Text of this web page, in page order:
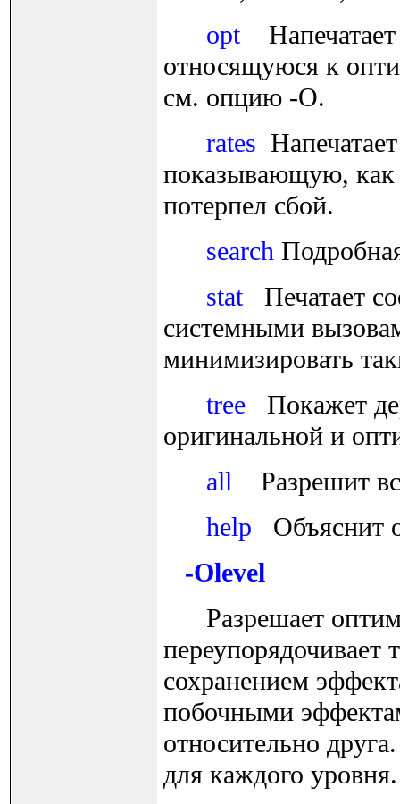
optНапечатает
относящуюся к
см. опцию -O.
rates
показывающую, как
потерпел сбой.
search
statПечатает
системными
минимизировать
tree Покажет
оригинальной и
all Разрешит
help Объяснит
-Olevel
Разрешает
переупорядочивает
сохранением
побочными
относительно
для каждого уровня.